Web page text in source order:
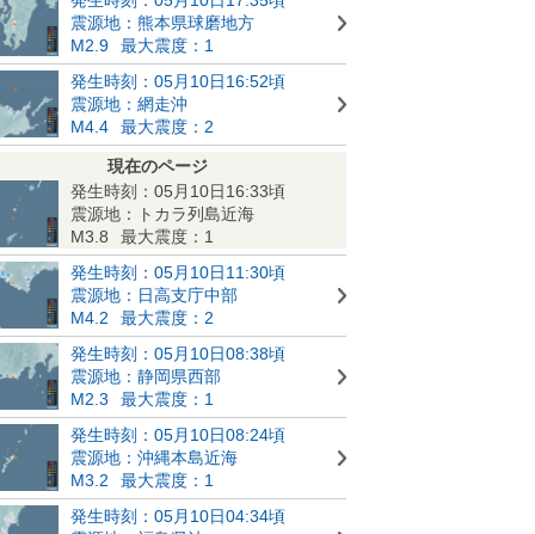
震源地：熊本県球磨地方
M2.9
最大震度：1
発生時刻：05月10日16:52頃
震源地：網走沖
M4.4
最大震度：2
現在のページ
発生時刻：05月10日16:33頃
震源地：トカラ列島近海
M3.8
最大震度：1
発生時刻：05月10日11:30頃
震源地：日高支庁中部
M4.2
最大震度：2
発生時刻：05月10日08:38頃
震源地：静岡県西部
M2.3
最大震度：1
発生時刻：05月10日08:24頃
震源地：沖縄本島近海
M3.2
最大震度：1
発生時刻：05月10日04:34頃